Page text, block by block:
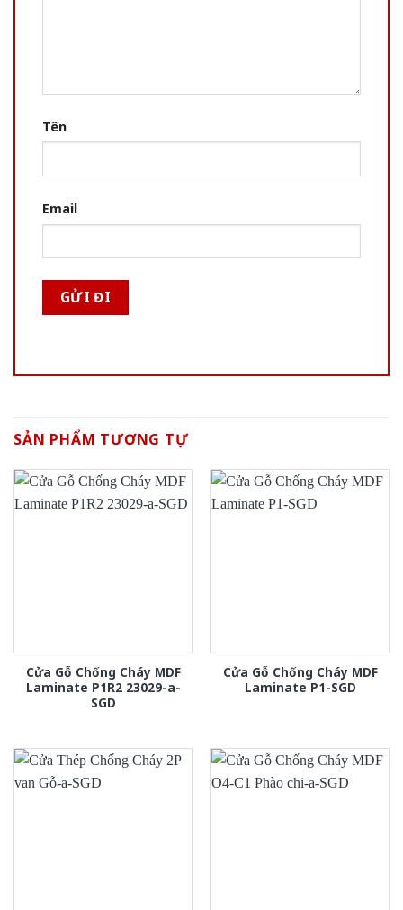
Tên
Email
SẢN PHẨM TƯƠNG TỰ
Cửa Gỗ Chống Cháy MDF
Laminate P1R2 23029-a-
SGD
Cửa Gỗ Chống Cháy MDF
Laminate P1-SGD